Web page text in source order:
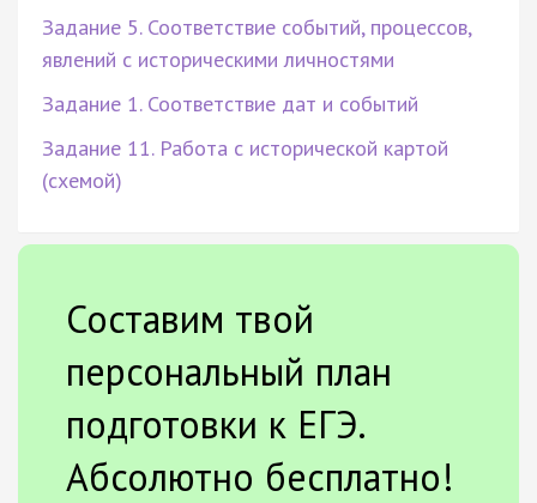
Задание 5. Соответствие событий, процессов,
явлений с историческими личностями
Задание 1. Соответствие дат и событий
Задание 11. Работа с исторической картой
(схемой)
Составим твой
персональный план
подготовки к ЕГЭ.
Абсолютно бесплатно!